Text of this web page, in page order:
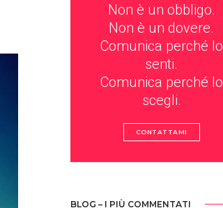
Non è un obbligo.
Non è un dovere.
Comunica perché lo
senti.
Comunica perché lo
scegli.
CONTATTAMI
BLOG – I PIÙ COMMENTATI